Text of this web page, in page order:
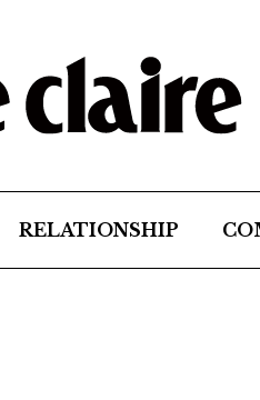
RELATIONSHIP